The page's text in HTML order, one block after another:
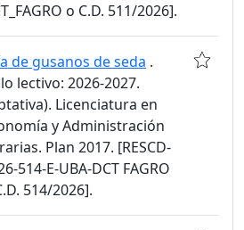
o C.D. 511/2026].
de gusanos de seda .
lectivo: 2026-2027.
Licenciatura en
y Administración
Plan 2017. [RESCD-
514-E-UBA-DCT FAGRO
514/2026].